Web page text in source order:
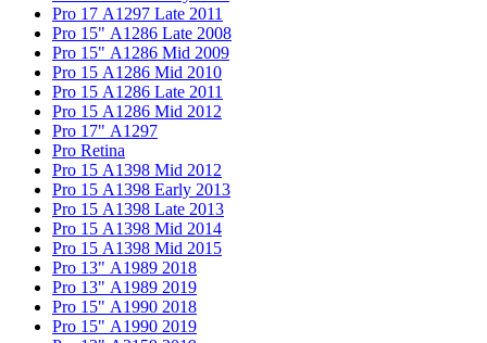
Pro 17 А1297 Late 2011
Pro 15" А1286 Late 2008
Pro 15" А1286 Mid 2009
Pro 15 А1286 Mid 2010
Pro 15 А1286 Late 2011
Pro 15 А1286 Mid 2012
Pro 17" А1297
Pro Retina
Pro 15 А1398 Mid 2012
Pro 15 А1398 Early 2013
Pro 15 А1398 Late 2013
Pro 15 А1398 Mid 2014
Pro 15 А1398 Mid 2015
Pro 13" А1989 2018
Pro 13" А1989 2019
Pro 15" А1990 2018
Pro 15" А1990 2019